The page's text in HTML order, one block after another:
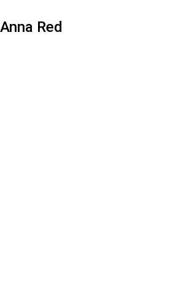
Anna Red